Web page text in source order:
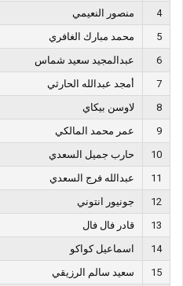
4
منصور النعيمي
5
محمد مبارك الغافري
6
عبدالمجيد سعيد شماس
7
أمجد عبدالله الحارثي
8
لاوسن بيكاي
9
عمر محمد المالكي
10
حارب جميل السعدي
11
عبدالله فرج السعدي
12
جونيور انتوني
13
قادر فال فال
14
اسماعيل كواكو
15
سعيد سالم الرزيقي